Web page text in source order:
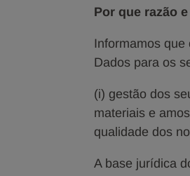
Por que razão
Informamos
Dados para os
(i) gestão dos
materiais e
qualidade dos
A base jurídica